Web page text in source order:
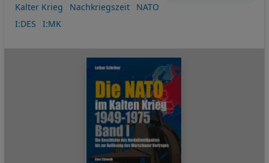
Kalter Krieg
Nachkriegszeit
NATO
I:DES
I:MK